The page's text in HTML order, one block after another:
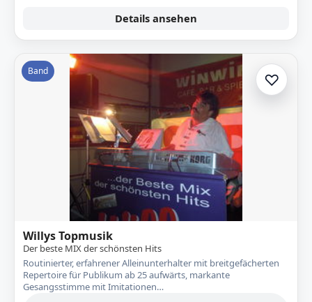
Details ansehen
Band ♡Zur
Willys Topmusik
Der beste MIX der schönsten Hits
Routinierter, erfahrener Alleinunterhalter mit breitgefächerten
Repertoire für Publikum ab 25 aufwärts, markante
Gesangsstimme mit Imitationen…